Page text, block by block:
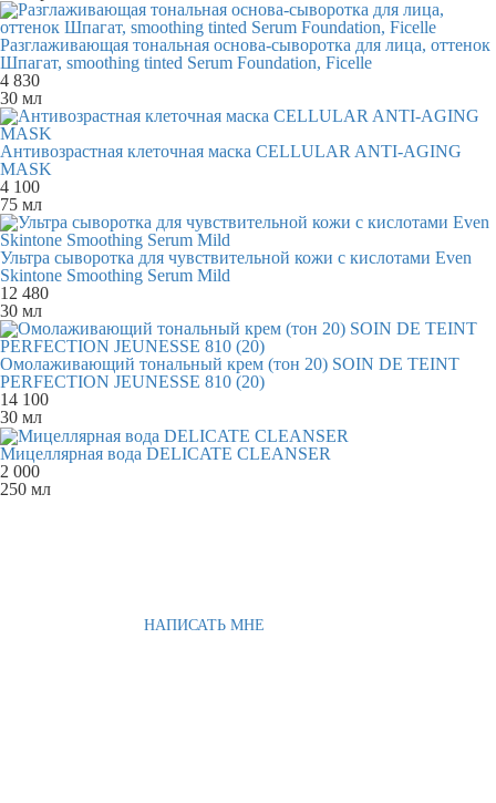
Разглаживающая тональная основа-сыворотка для лица, оттенок
Шпагат, smoothing tinted Serum Foundation, Ficelle
4 830
30 мл
Антивозрастная клеточная маска CELLULAR ANTI-AGING
MASK
4 100
75 мл
Ультра сыворотка для чувствительной кожи с кислотами Even
Skintone Smoothing Serum Mild
12 480
30 мл
Омолаживающий тональный крем (тон 20) SOIN DE TEINT
PERFECTION JEUNESSE 810 (20)
14 100
30 мл
Мицеллярная вода DELICATE CLEANSER
2 000
250 мл
НАПИСАТЬ МНЕ